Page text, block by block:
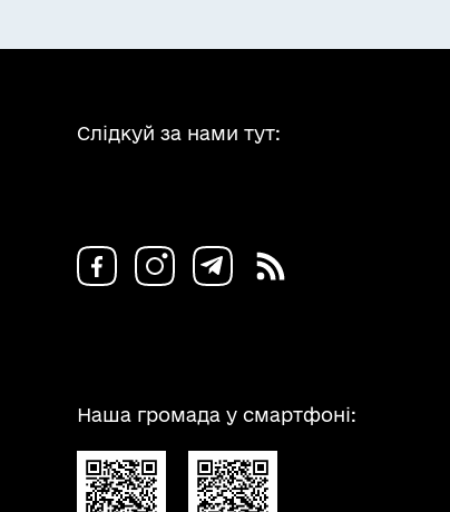
Слідкуй за нами тут:
Наша громада у смартфоні: